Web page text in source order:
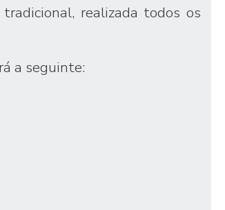
realizada todos os
a seguinte: